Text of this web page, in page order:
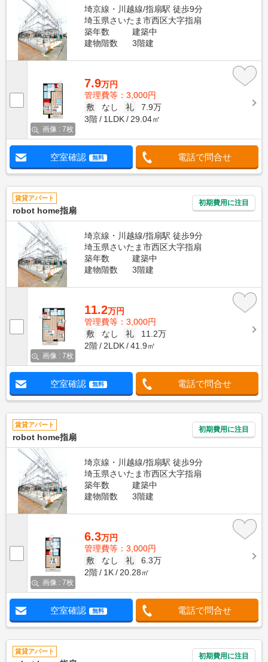
埼京線・川越線/指扇駅 徒歩9分
埼玉県さいたま市西区大字指扇
築年数
建築中
建物階数
3階建
画像 : 7枚
7.9万円
管理費等：3,000円
敷
なし 礼
7.9万
3階
1LDK 29.04㎡
空室確認 無料 電話で問合せ
賃貸アパート
robot home指扇
初期費用に注目
埼京線・川越線/指扇駅 徒歩9分
埼玉県さいたま市西区大字指扇
築年数
建築中
建物階数
3階建
画像 : 7枚
11.2万円
管理費等：3,000円
敷
なし 礼
11.2万
2階
2LDK 41.9㎡
空室確認 無料 電話で問合せ
賃貸アパート
robot home指扇
初期費用に注目
埼京線・川越線/指扇駅 徒歩9分
埼玉県さいたま市西区大字指扇
築年数
建築中
建物階数
3階建
画像 : 7枚
6.3万円
管理費等：3,000円
敷
なし 礼
6.3万
2階
1K 20.28㎡
空室確認 無料 電話で問合せ
賃貸アパート
初期費用に注目